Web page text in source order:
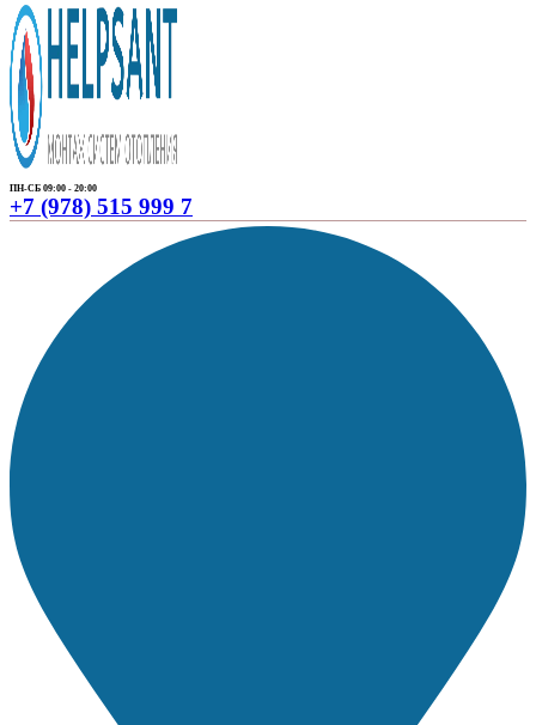
ПН-СБ 09:00 - 20:00
+7 (978) 515 999 7